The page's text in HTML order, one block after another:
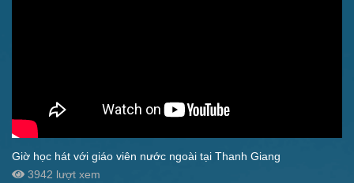
Giờ học hát với giáo viên nước ngoài tại Thanh Giang
3942 lượt xem